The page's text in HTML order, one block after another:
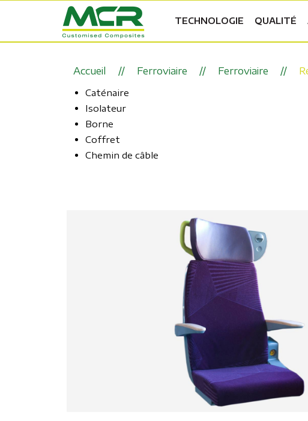
TECHNOLOGIE QUALITÉ
Accueil Ferroviaire Ferroviaire
Caténaire
Isolateur
Borne
Coffret
Chemin de câble